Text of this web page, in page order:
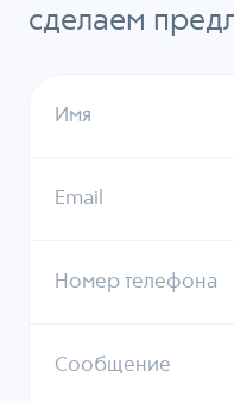
сделаем
Имя
Email
Номер телефона
Сообщение